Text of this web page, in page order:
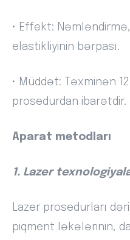
• Effekt:
elastikliyinin bərpası.
• Müddət: Təxminən
prosedurdan ibarətdir.
Aparat metodları
1. Lazer
Lazer prosedurları dəri
piqment ləkələrinin,